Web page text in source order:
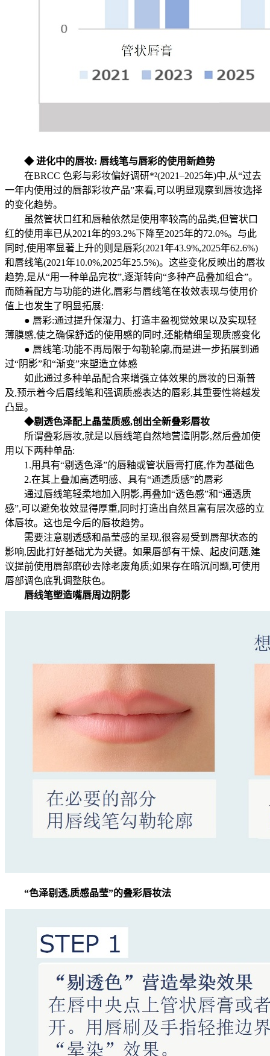
◆ 进化中的唇妆: 唇线笔与唇彩的使用新趋势
在BRCC 色彩与彩妆偏好调研*²(2021–2025年)中,从“过去
一年内使用过的唇部彩妆产品”来看,可以明显观察到唇妆选择
的变化趋势。
虽然管状口红和唇釉依然是使用率较高的品类,但管状口
红的使用率已从2021年的93.2%下降至2025年的72.0%。与此
同时,使用率显著上升的则是唇彩(2021年43.9%,2025年62.6%)
和唇线笔(2021年10.0%,2025年25.5%)。这些变化反映出的唇妆
趋势,是从“用一种单品完妆”,逐渐转向“多种产品叠加组合”。
而随着配方与功能的进化,唇彩与唇线笔在妆效表现与使用价
值上也发生了明显拓展:
● 唇彩:通过提升保湿力、打造丰盈视觉效果以及实现轻
薄膜感,使之确保舒适的使用感的同时,还能精细呈现质感变化
● 唇线笔:功能不再局限于勾勒轮廓,而是进一步拓展到通
过“阴影”和“渐变”来塑造立体感
如此通过多种单品配合来增强立体效果的唇妆的日渐普
及,预示着今后唇线笔和强调质感表达的唇彩,其重要性将越发
凸显。
◆剔透色泽配上晶莹质感,创出全新叠彩唇妆
所谓叠彩唇妆,就是以唇线笔自然地营造阴影,然后叠加使
用以下两种单品:
1.用具有“剔透色泽”的唇釉或管状唇膏打底,作为基础色
2.在其上叠加高透明感、具有“通透质感”的唇彩
通过唇线笔轻柔地加入阴影,再叠加“透色感”和“通透质
感”,可以避免妆效显得厚重,同时打造出自然且富有层次感的立
体唇妆。这也是今后的唇妆趋势。
需要注意剔透感和晶莹感的呈现,很容易受到唇部状态的
影响,因此打好基础尤为关键。如果唇部有干燥、起皮问题,建
议提前使用唇部磨砂去除老废角质;如果存在暗沉问题,可使用
唇部调色底乳调整肤色。
唇线笔塑造嘴唇周边阴影
“色泽剔透,质感晶莹”的叠彩唇妆法